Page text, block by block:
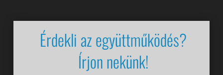
Érdekli az együttműködés?
Írjon nekünk!